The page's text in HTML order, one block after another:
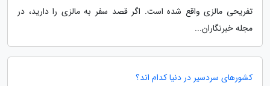
تفریحی مالزی واقع شده است. اگر قصد سفر به مالزی را دارید، در
مجله خبرنگاران...
کشورهای سردسیر در دنیا کدام اند؟